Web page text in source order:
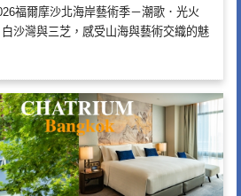
福爾摩沙北海岸藝術季－潮歌．光火
沙灣與三芝，感受山海與藝術交織的魅